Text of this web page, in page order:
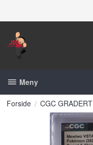
Meny
Forside CGC GRADERT